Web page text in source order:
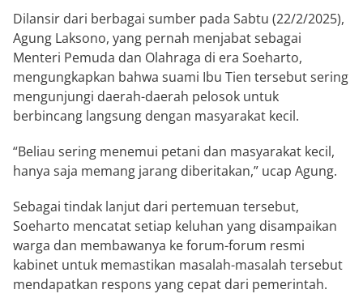
Dilansir dari berbagai sumber pada Sabtu (22/2/2025),
Agung Laksono, yang pernah menjabat sebagai
Menteri Pemuda dan Olahraga di era Soeharto,
mengungkapkan bahwa suami Ibu Tien tersebut sering
mengunjungi daerah-daerah pelosok untuk
berbincang langsung dengan masyarakat kecil.
“Beliau sering menemui petani dan masyarakat kecil,
hanya saja memang jarang diberitakan,” ucap Agung.
Sebagai tindak lanjut dari pertemuan tersebut,
Soeharto mencatat setiap keluhan yang disampaikan
warga dan membawanya ke forum-forum resmi
kabinet untuk memastikan masalah-masalah tersebut
mendapatkan respons yang cepat dari pemerintah.